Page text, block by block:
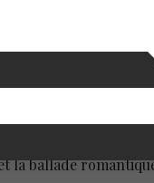
du Trio Lorraine
jazz avec qui elle
la ballade